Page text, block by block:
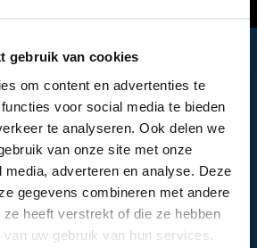
gebruik van cookies
om content en advertenties te
voor social media te bieden
te analyseren. Ook delen we
van onze site met onze
adverteren en analyse. Deze
gegevens combineren met andere
ze heeft verstrekt of die ze hebben
uw gebruik van hun services.
gewekt na het lezen
op onze website en wil je
dan contact met ons op.